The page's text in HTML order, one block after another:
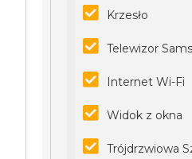
Krzesło
Telewizor
Internet Wi-Fi
Widok z okna
Trójdrzwiowa